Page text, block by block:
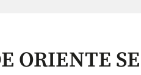
ORIENTE